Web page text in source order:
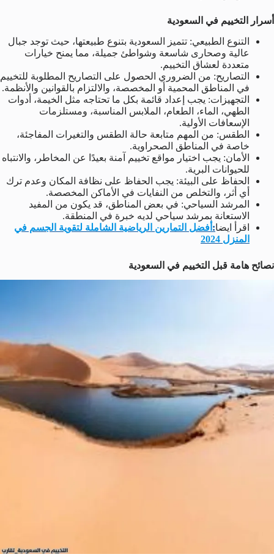
أسرار التخييم في السعودية
التنوع الطبيعي: تتميز السعودية بتنوع طبيعتها، حيث توجد جبال
عالية وصحارى شاسعة وشواطئ جميلة، مما يمنح خيارات
متعددة لعشاق التخييم.
التصاريح: من الضروري الحصول على التصاريح المطلوبة للتخييم
في المناطق المحمية أو المخصصة، والالتزام بالقوانين والأنظمة.
التجهيزات: يجب إعداد قائمة بكل ما تحتاجه مثل الخيمة، أدوات
الطهي، الماء، الطعام، الملابس المناسبة، ومستلزمات
الإسعافات الأولية.
الطقس: من المهم متابعة حالة الطقس والتغيرات المفاجئة،
خاصة في المناطق الصحراوية.
الأمان: يجب اختيار مواقع تخييم آمنة بعيدًا عن المخاطر، والانتباه
للحيوانات البرية.
الحفاظ على البيئة: يجب الحفاظ على نظافة المكان وعدم ترك
أي أثر، والتخلص من النفايات في الأماكن المخصصة.
المرشد السياحي: في بعض المناطق، قد يكون من المفيد
الاستعانة بمرشد سياحي لديه خبرة في المنطقة.
اقرأ ايضا: أفضل التمارين الرياضية الشاملة لتقوية الجسم في
المنزل 2024
نصائح هامة قبل التخييم في السعودية